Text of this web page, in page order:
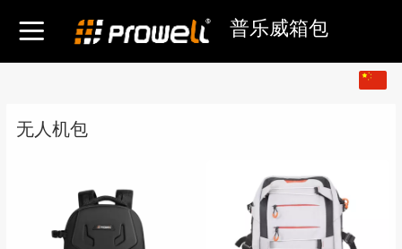
普乐威箱包
无人机包